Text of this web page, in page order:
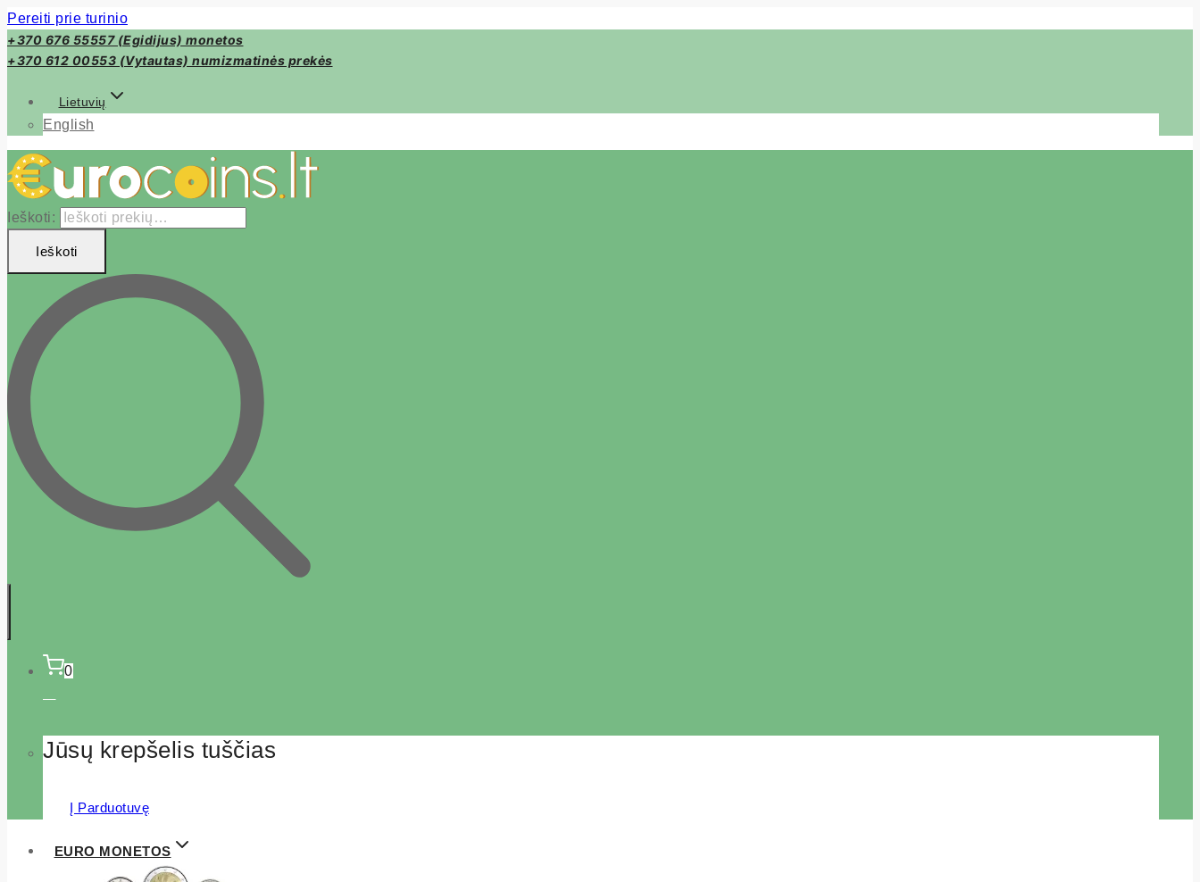
Pereiti prie turinio
+370 676 55557 (Egidijus) monetos
+370 612 00553 (Vytautas) numizmatinės prekės
Lietuvių
English
Ieškoti:
Ieškoti
0
Jūsų krepšelis tuščias
Į Parduotuvę
EURO MONETOS